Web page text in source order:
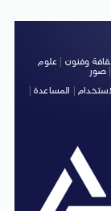
وفنون
علوم
صور
| المساعدة|